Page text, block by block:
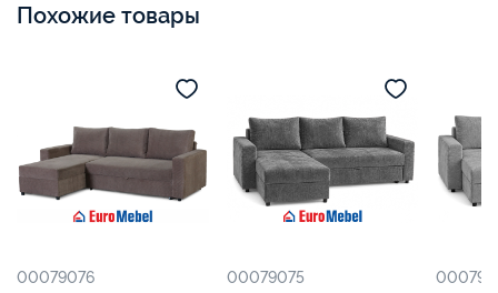
Похожие товары
00079076 00079075